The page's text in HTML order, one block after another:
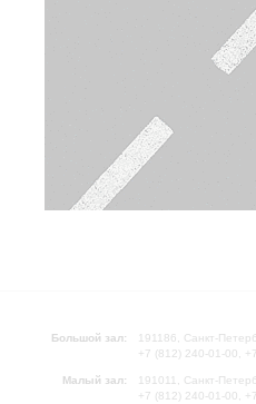
Большой зал:
191186, Санкт-
+7 (812) 240-01-00,
Малый зал:
191011, Санкт-
+7 (812) 240-01-00,